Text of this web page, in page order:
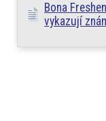
Bona
vykazují